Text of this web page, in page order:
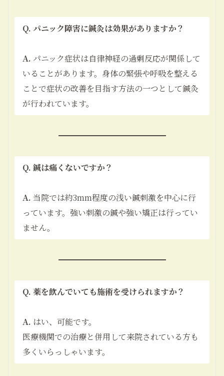
Q. パニック障害に鍼灸は効果がありますか？
A. パニック症状は自律神経の過剰反応が関係して
いることがあります。身体の緊張や呼吸を整える
ことで症状の改善を目指す方法の一つとして鍼灸
が行われています。
Q. 鍼は痛くないですか？
A. 当院では約3mm程度の浅い鍼刺激を中心に行
っています。強い刺激の鍼や強い矯正は行ってい
ません。
Q. 薬を飲んでいても施術を受けられますか？
A. はい、可能です。
医療機関での治療と併用して来院されている方も
多くいらっしゃいます。